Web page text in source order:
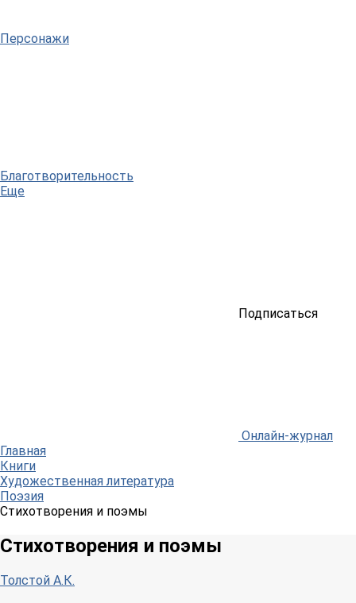
Персонажи
Благотворительность
Еще
Подписаться
Онлайн-журнал
Главная
Книги
Художественная литература
Поэзия
Стихотворения и поэмы
Стихотворения и поэмы
Толстой А.К.